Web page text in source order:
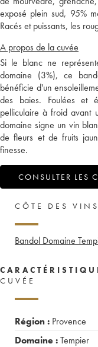
exposé plein sud, 95%
Racés et puissants, les
A propos de la cuvée
Si le blanc ne
domaine (3%), ce
bénéficie d'un
des baies. Foulées et
pelliculaire à froid avant
domaine signe un vin
de fleurs et de fruits
finesse.
CONSULTER LES
CÔTE DES
Bandol Domaine
CUVÉE
Région : Provence
Domaine :Tempier